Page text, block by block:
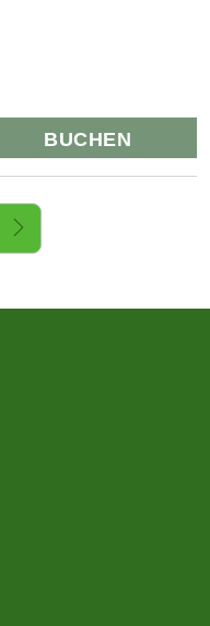
BUCHEN